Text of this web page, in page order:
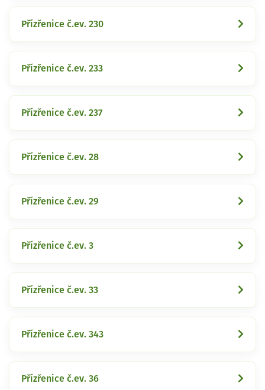
Přízřenice č.ev. 230
Přízřenice č.ev. 233
Přízřenice č.ev. 237
Přízřenice č.ev. 28
Přízřenice č.ev. 29
Přízřenice č.ev. 3
Přízřenice č.ev. 33
Přízřenice č.ev. 343
Přízřenice č.ev. 36